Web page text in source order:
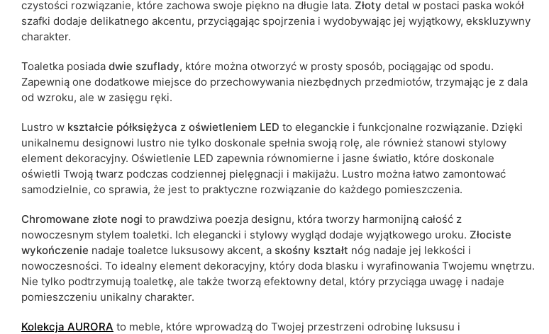
czystości rozwiązanie, które zachowa swoje piękno na długie lata. Złoty detal w postaci paska wokół
szafki dodaje delikatnego akcentu, przyciągając spojrzenia i wydobywając jej wyjątkowy, ekskluzywny
charakter.
Toaletka posiada dwie szuflady, które można otworzyć w prosty sposób, pociągając od spodu.
Zapewnią one dodatkowe miejsce do przechowywania niezbędnych przedmiotów, trzymając je z dala
od wzroku, ale w zasięgu ręki.
Lustro w kształcie półksiężyca z oświetleniem LED to eleganckie i funkcjonalne rozwiązanie. Dzięki
unikalnemu designowi lustro nie tylko doskonale spełnia swoją rolę, ale również stanowi stylowy
element dekoracyjny. Oświetlenie LED zapewnia równomierne i jasne światło, które doskonale
oświetli Twoją twarz podczas codziennej pielęgnacji i makijażu. Lustro można łatwo zamontować
samodzielnie, co sprawia, że jest to praktyczne rozwiązanie do każdego pomieszczenia.
Chromowane złote nogi to prawdziwa poezja designu, która tworzy harmonijną całość z
nowoczesnym stylem toaletki. Ich elegancki i stylowy wygląd dodaje wyjątkowego uroku. Złociste
wykończenie nadaje toaletce luksusowy akcent, a skośny kształt nóg nadaje jej lekkości i
nowoczesności. To idealny element dekoracyjny, który doda blasku i wyrafinowania Twojemu wnętrzu.
Nie tylko podtrzymują toaletkę, ale także tworzą efektowny detal, który przyciąga uwagę i nadaje
pomieszczeniu unikalny charakter.
Kolekcja AURORA to meble, które wprowadzą do Twojej przestrzeni odrobinę luksusu i